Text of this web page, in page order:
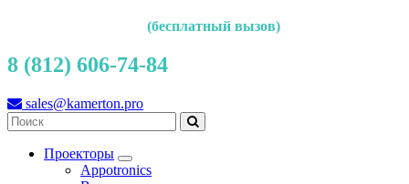
(бесплатный вызов)
8 (812) 606-74-84
sales@kamerton.pro
Проекторы
Appotronics